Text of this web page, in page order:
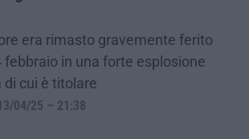
era rimasto gravemente ferito
febbraio in una forte esplosione
di cui è titolare
04/25 – 21:38